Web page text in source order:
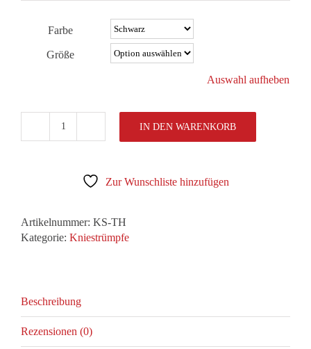
Farbe
Größe
Auswahl aufheben
Tempelhof
(Herren)
IN DEN WARENKORB
Zur Wunschliste hinzufügen
Artikelnummer: KS-TH
Kategorie: Kniestrümpfe
Beschreibung
Rezensionen (0)